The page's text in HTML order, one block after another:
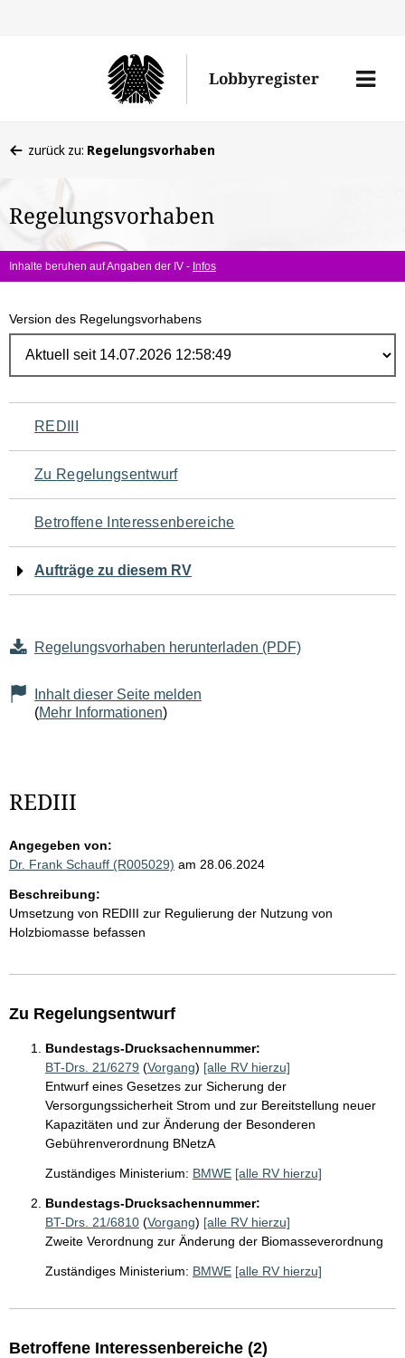
Lobbyregister
Menü
befinden
hier:
zurück zu: Regelungsvorhaben
Regelungsvorhaben
Inhalte beruhen auf Angaben der IV - Infos
Version des Regelungsvorhabens
Navigation
für
den
Seiteninhalt
REDIII
Zu Regelungsentwurf
Betroffene Interessenbereiche
Aufträge zu diesem RV
Regelungsvorhaben herunterladen (PDF)
Inhalt dieser Seite melden
(Mehr Informationen)
REDIII
Angegeben von:
Dr. Frank Schauff (R005029) am 28.06.2024
Beschreibung:
Umsetzung von REDIII zur Regulierung der Nutzung von
Holzbiomasse befassen
Zu Regelungsentwurf
Bundestags-Drucksachennummer:
BT-Drs. 21/6279 (Vorgang) [alle RV hierzu]
Entwurf eines Gesetzes zur Sicherung der
Versorgungssicherheit Strom und zur Bereitstellung neuer
Kapazitäten und zur Änderung der Besonderen
Gebührenverordnung BNetzA
Zuständiges Ministerium: BMWE [alle RV hierzu]
Bundestags-Drucksachennummer:
BT-Drs. 21/6810 (Vorgang) [alle RV hierzu]
Zweite Verordnung zur Änderung der Biomasseverordnung
Zuständiges Ministerium: BMWE [alle RV hierzu]
Betroffene Interessenbereiche (2)